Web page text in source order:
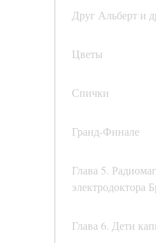
Друг Альберт и
Цветы
Спички
Гранд-Финале
Глава 5.
электродоктора
Глава 6. Дети